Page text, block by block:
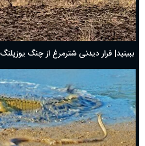
ببینید| فرار دیدنی شترمرغ از چنگ یوزپلنگ